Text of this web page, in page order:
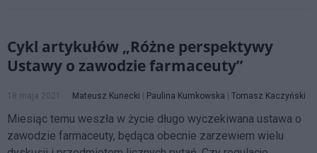
Cykl artykułów „Różne perspektywy
Ustawy o zawodzie farmaceuty”
18 maja 2021 Mateusz Kunecki Paulina Kumkowska Tomasz Kaczyński
Miesiąc temu weszła w życie długo wyczekiwana ustawa o
zawodzie farmaceuty, będąca obecnie zarzewiem wielu